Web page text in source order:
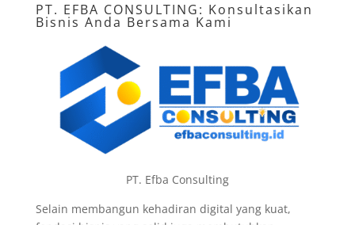
PT. EFBA CONSULTING: Konsultasikan
Bisnis Anda Bersama Kami
PT. Efba Consulting
Selain membangun kehadiran digital yang kuat,